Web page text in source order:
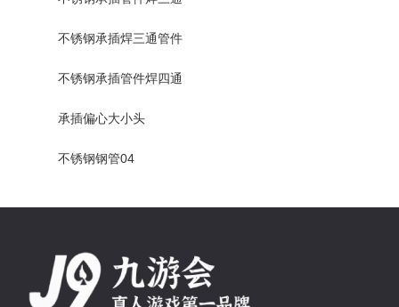
不锈钢承插焊三通管件
不锈钢承插管件焊四通
承插偏心大小头
不锈钢钢管04